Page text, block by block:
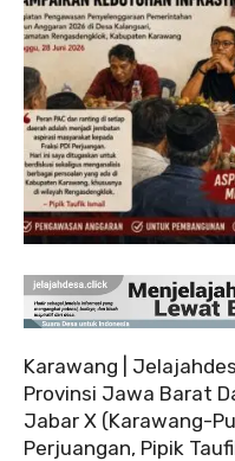
Karawang |
Provinsi Jawa Barat
Jabar X (Karawang-
Perjuangan, Pipik